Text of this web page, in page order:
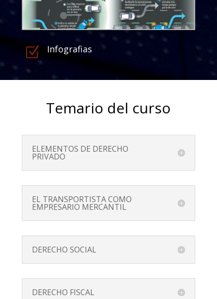
Z Infografias
Temario del curso
ELEMENTOS DE DERECHO
PRIVADO
EL TRANSPORTISTA COMO
EMPRESARIO MERCANTIL
DERECHO SOCIAL
DERECHO FISCAL